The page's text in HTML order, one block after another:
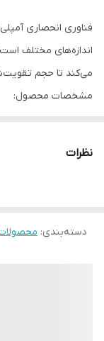
فناوری انحصاری
اندازه‌های مختلف
می‌کند تا حجم
مشخصات محصول:
• بدون توده، لکه یا
نظرات
دسته‌بندی: